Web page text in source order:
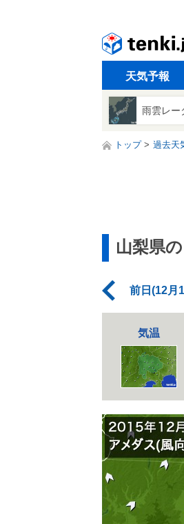
天気予報
雨雲レー
トップ 過去天
山梨県
前日(12月
気温